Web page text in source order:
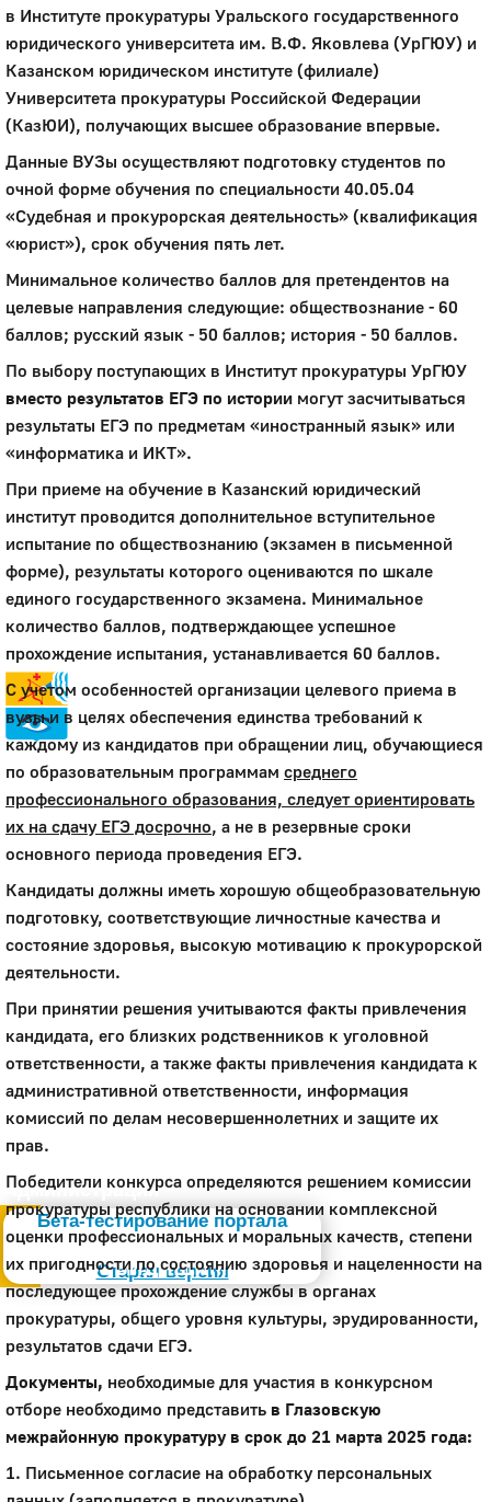
Город
Глазов
Официальный портал
образования
История
Настоящее
Стратегия
Гостям
Жителям
Глава
КСО
Дума
+7 (34141) 21-300
Администрация
Бета-тестирование портала
Старая версия
Слабовидящим
в Институте прокуратуры Уральского государственного
юридического университета им. В.Ф. Яковлева (УрГЮУ) и
Казанском юридическом институте (филиале)
Университета прокуратуры Российской Федерации
(КазЮИ), получающих высшее образование впервые.
Данные ВУЗы осуществляют подготовку студентов по
очной форме обучения по специальности 40.05.04
«Судебная и прокурорская деятельность» (квалификация
«юрист»), срок обучения пять лет.
Минимальное количество баллов для претендентов на
целевые направления следующие: обществознание - 60
баллов; русский язык - 50 баллов; история - 50 баллов.
По выбору поступающих в Институт прокуратуры УрГЮУ
вместо результатов ЕГЭ по истории могут засчитываться
результаты ЕГЭ по предметам «иностранный язык» или
«информатика и ИКТ».
При приеме на обучение в Казанский юридический
институт проводится дополнительное вступительное
испытание по обществознанию (экзамен в письменной
форме), результаты которого оцениваются по шкале
единого государственного экзамена. Минимальное
количество баллов, подтверждающее успешное
прохождение испытания, устанавливается 60 баллов.
С учетом особенностей организации целевого приема в
вузы и в целях обеспечения единства требований к
каждому из кандидатов при обращении лиц, обучающиеся
по образовательным программам среднего
профессионального образования, следует ориентировать
их на сдачу ЕГЭ досрочно, а не в резервные сроки
основного периода проведения ЕГЭ.
Кандидаты должны иметь хорошую общеобразовательную
подготовку, соответствующие личностные качества и
состояние здоровья, высокую мотивацию к прокурорской
деятельности.
При принятии решения учитываются факты привлечения
кандидата, его близких родственников к уголовной
ответственности, а также факты привлечения кандидата к
административной ответственности, информация
комиссий по делам несовершеннолетних и защите их
прав.
Победители конкурса определяются решением комиссии
прокуратуры республики на основании комплексной
оценки профессиональных и моральных качеств, степени
их пригодности по состоянию здоровья и нацеленности на
последующее прохождение службы в органах
прокуратуры, общего уровня культуры, эрудированности,
результатов сдачи ЕГЭ.
Документы, необходимые для участия в конкурсном
отборе необходимо представить в Глазовскую
межрайонную прокуратуру в срок до 21 марта 2025 года:
1. Письменное согласие на обработку персональных